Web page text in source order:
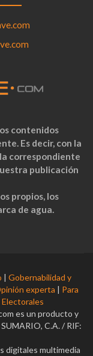
contenidos
Es decir, con la
correspondiente
publicación
propios, los
de agua.
| Gobernabilidad y
experta | Para
Electorales
es un producto y
C.A. / RIF:
digitales multimedia